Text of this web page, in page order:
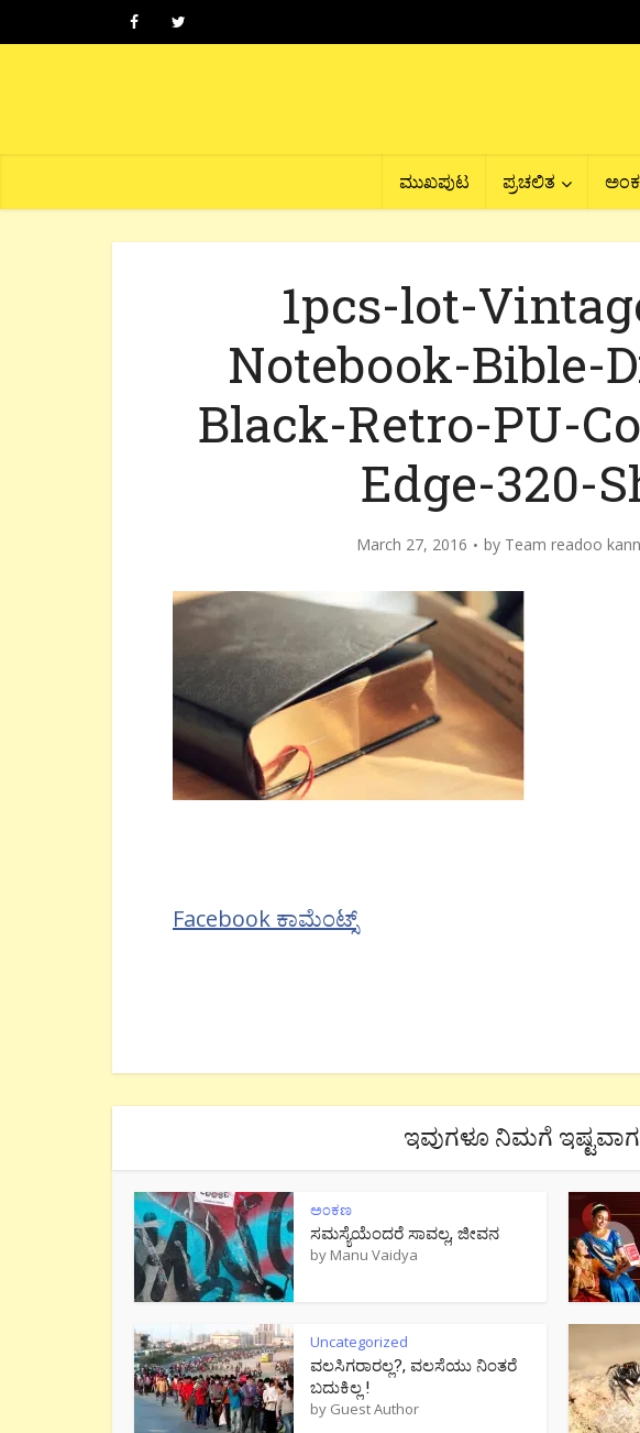
ಮುಖಪುಟ ಪ್ರಚಲಿತ
1pcs-lot-
Notebook-Bible-
Black-Retro-PU-
Edge-320-
March 27, 2016 by Team readoo
Facebook ಕಾಮೆಂಟ್ಸ್
ಇವುಗಳೂ ನಿಮಗೆ
ಅಂಕಣ
ಸಮಸ್ಯೆಯೆಂದರೆ ಸಾವಲ್ಲ, ಜೀವನ
by Manu Vaidya
Uncategorized
ವಲಸಿಗರಾರಲ್ಲ?, ವಲಸೆಯು ನಿಂತರೆ
ಬದುಕಿಲ್ಲ !
by Guest Author